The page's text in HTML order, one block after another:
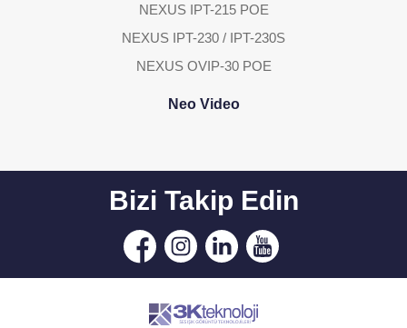
NEXUS IPT-215 POE
NEXUS IPT-230 / IPT-230S
NEXUS OVIP-30 POE
Neo Video
Bizi Takip Edin